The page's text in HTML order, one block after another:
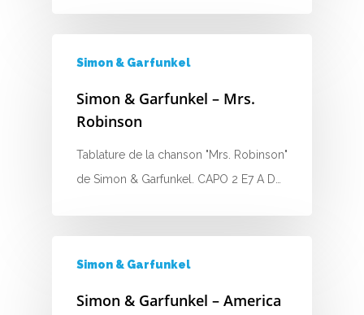
Simon & Garfunkel
Simon & Garfunkel – Mrs.
Robinson
Tablature de la chanson "Mrs. Robinson"
de Simon & Garfunkel. CAPO 2 E7 A D…
Simon & Garfunkel
Simon & Garfunkel – America
G
I
J